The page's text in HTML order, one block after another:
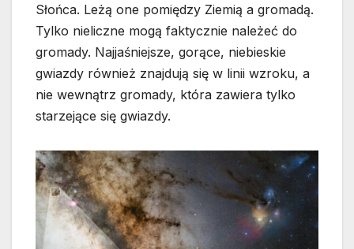
Słońca. Leżą one pomiędzy Ziemią a gromadą.
Tylko nieliczne mogą faktycznie należeć do
gromady. Najjaśniejsze, gorące, niebieskie
gwiazdy również znajdują się w linii wzroku, a
nie wewnątrz gromady, która zawiera tylko
starzejące się gwiazdy.